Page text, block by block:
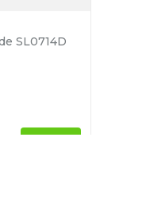
SL0714D